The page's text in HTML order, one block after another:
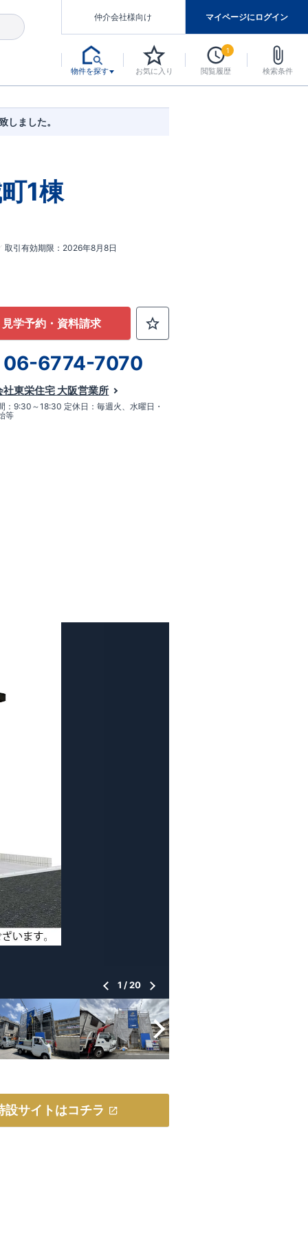
仲介会社様向け マイページにログイン
物件を探す お気に入り 閲覧履歴
1
検索条件
しました。
1棟
取引有効期限 2026年8月8日
見学予約・資料請求
06-6774-7070
社東栄住宅 大阪営業所
：9:30～18:30 定休日：毎週火、水曜日・
等
1 /20
設サイトはコチラ